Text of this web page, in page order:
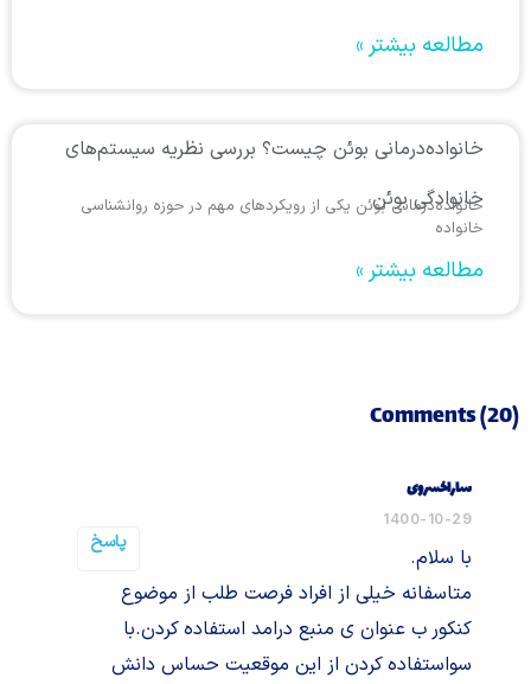
مطالعه بیشتر »
خانواده‌درمانی بوئن چیست؟ بررسی نظریه سیستم‌های
خانوادگی بوئن
خانواده‌درمانی بوئن یکی از رویکردهای مهم در حوزه روانشناسی
خانواده
مطالعه بیشتر »
Comments (20)
ساراخسروی
1400-10-29
پاسخ
با سلام.
متاسفانه خیلی از افراد فرصت طلب از موضوع
کنکور ب عنوان ی منبع درامد استفاده کردن.با
سواستفاده کردن از این موقعیت حساس دانش